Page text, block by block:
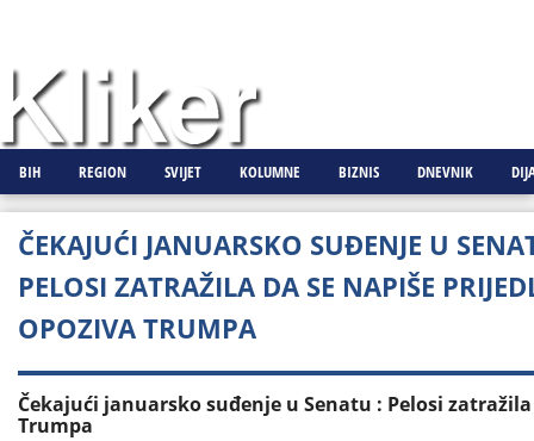
BIH REGION SVIJET KOLUMNE BIZNIS DNEVNIK
ČEKAJUĆI JANUARSKO SUĐENJE U
PELOSI ZATRAŽILA DA SE NAPIŠE
OPOZIVA TRUMPA
Čekajući januarsko suđenje u Senatu : Pelosi
Trumpa